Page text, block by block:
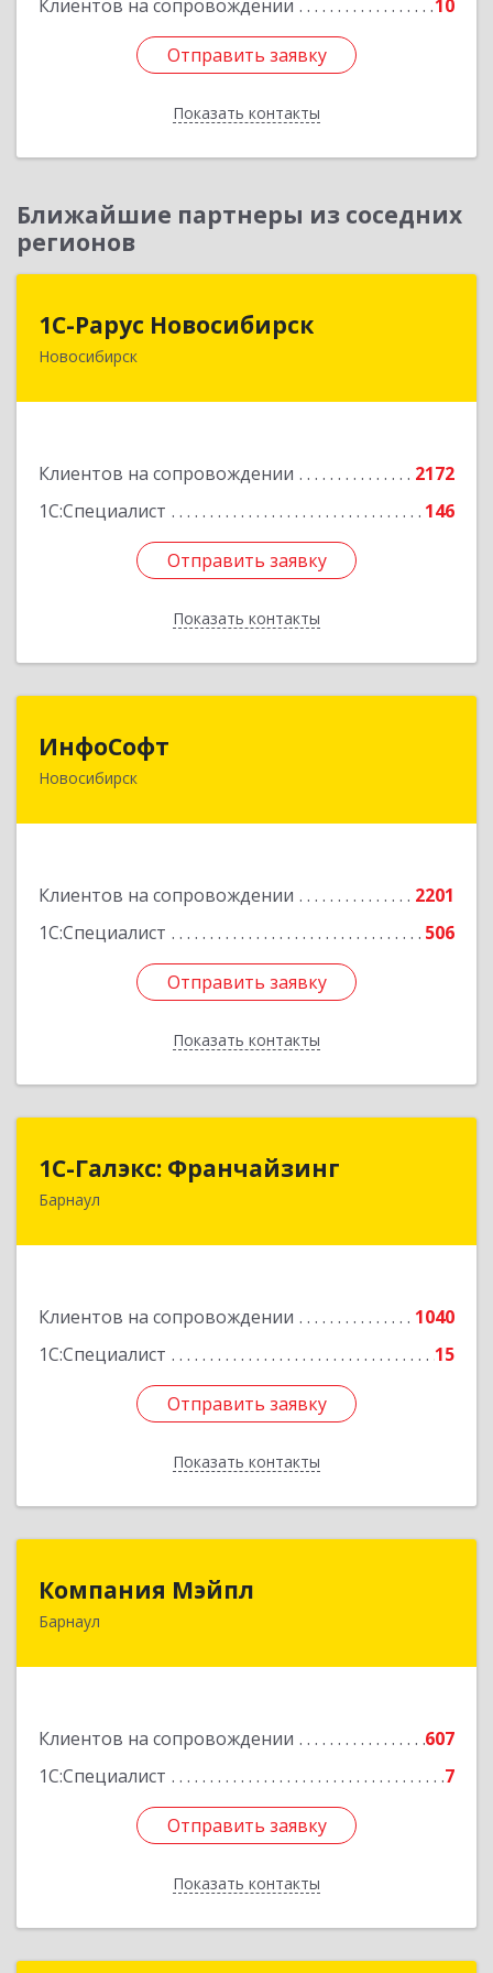
Клиентов на сопровождении 10
Отправить заявку
Показать контакты
Отправить заявку
Назад
Ближайшие партнеры из соседних
регионов
1С-Рарус Новосибирск
Новосибирск
Клиентов на сопровождении
2172
1С:Специалист
146
Отправить заявку
Показать контакты
1С-Рарус Новосибирск
630015, Новосибирская обл, Новосибирск г,
Подробнее
Отправить заявку
Назад
ИнфоСофт
Новосибирск
Клиентов на сопровождении
2201
1С:Специалист
506
Отправить заявку
Показать контакты
630091, Новосибирская обл, Новосибирск г,
Отправить заявку
Назад
1С-Галэкс: Франчайзинг
Барнаул
Клиентов на сопровождении
1040
1С:Специалист
15
Отправить заявку
Показать контакты
1С-Галэкс: Франчайзинг
656015, Алтайский край, Барнаул г, Деповская
Отправить заявку
Назад
Компания Мэйпл
Барнаул
Клиентов на сопровождении
607
1С:Специалист
7
Отправить заявку
Показать контакты
Отправить заявку
Назад